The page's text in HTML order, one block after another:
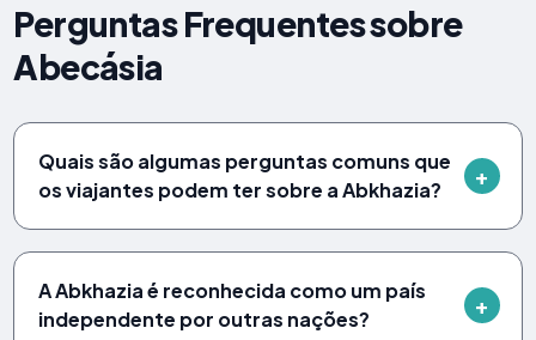
Perguntas Frequentes sobre
Abecásia
Quais são algumas perguntas comuns que
os viajantes podem ter sobre a Abkhazia?
A Abkhazia é reconhecida como um país
independente por outras nações?